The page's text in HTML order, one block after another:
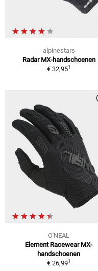
alpinestars
Radar MX-handschoenen
€ 32,951
O'NEAL
Element Racewear MX-
handschoenen
€ 26,991